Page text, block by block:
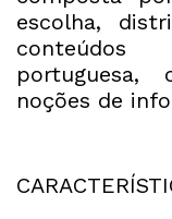
escolha,
conteúdos
portuguesa,
noções de